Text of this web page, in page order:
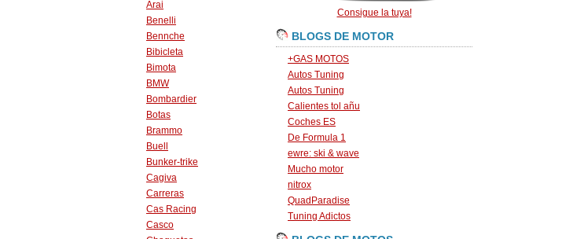
Arai
Benelli
Bennche
Bibicleta
Bimota
BMW
Bombardier
Botas
Brammo
Buell
Bunker-trike
Cagiva
Carreras
Cas Racing
Casco
Consigue la tuya!
BLOGS DE MOTOR
+GAS MOTOS
Autos Tuning
Autos Tuning
Calientes tol añu
Coches ES
De Formula 1
ewre: ski & wave
Mucho motor
nitrox
QuadParadise
Tuning Adictos